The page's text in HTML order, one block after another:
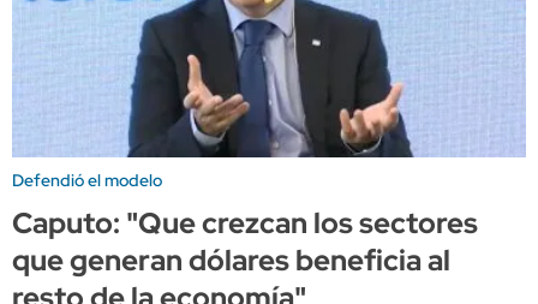
Defendió el modelo
Caputo: "Que crezcan los sectores
que generan dólares beneficia al